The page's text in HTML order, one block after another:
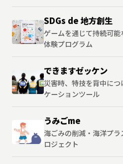
SDGs de 地方創生
ゲームを通じて持続可
体験プログラム
できますゼッケン
災害時、特技を背中に
ケーションツール
うみごme
海ごみの削減・海洋プ
ロジェクト